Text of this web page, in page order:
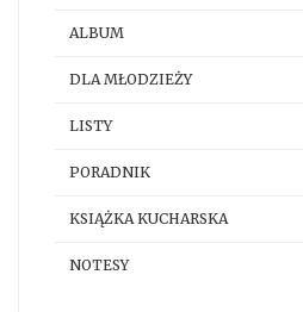
ALBUM
DLA MŁODZIEŻY
LISTY
PORADNIK
KSIĄŻKA KUCHARSKA
NOTESY